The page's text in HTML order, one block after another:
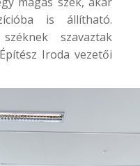
is állítható.
szavaztak
Iroda vezetői